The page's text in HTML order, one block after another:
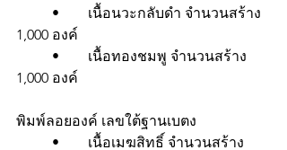
1,000 องค์
1,000 องค์
พิมพ์ลอยองค์ เลขใต้ฐานเบตง